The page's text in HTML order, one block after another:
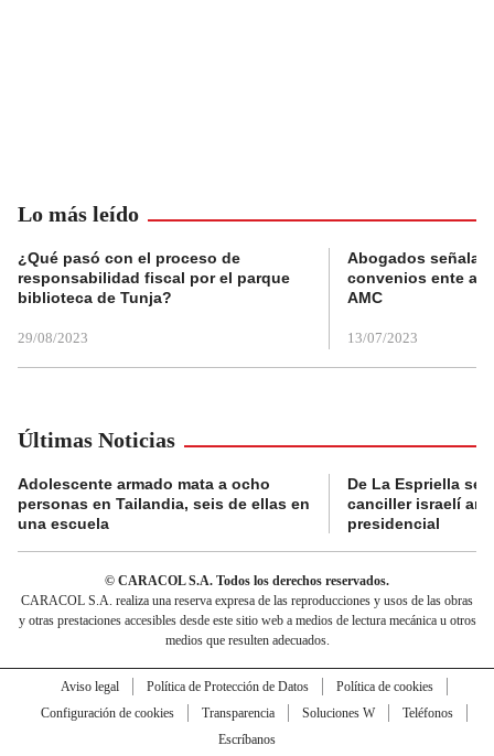
Lo más leído
¿Qué pasó con el proceso de
responsabilidad fiscal por el parque
biblioteca de Tunja?
29/08/2023
Abogados
convenios ente
AMC
13/07/2023
Últimas Noticias
Adolescente armado mata a ocho
personas en Tailandia, seis de ellas en
una escuela
De La Espriella se
canciller israelí
presidencial
© CARACOL S.A. Todos los derechos reservados.
CARACOL S.A. realiza una reserva expresa de las reproducciones y usos de las obras
y otras prestaciones accesibles desde este sitio web a medios de lectura mecánica u otros
medios que resulten adecuados.
Aviso legal Política de Protección de Datos
Política de cookies
Configuración de cookies
Transparencia Soluciones W
Teléfonos
Escríbanos